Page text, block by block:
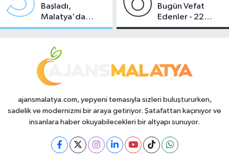
Başladı,
Malatya'da
Makas Ne
Bugün Vefat
Edenler - 22
Temmuz 2026
ajansmalatya.com, yepyeni temasıyla sizleri buluştururken,
sadelik ve modernizmi bir araya getiriyor. Şatafattan kaçınıyor ve
insanlara haber okuyabilecekleri bir altyapı sunuyor.